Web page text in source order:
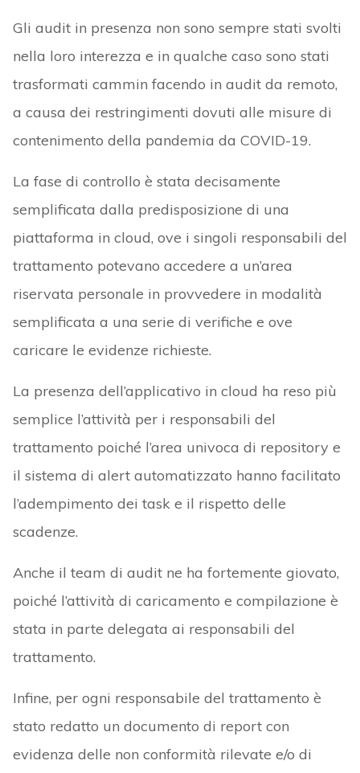
Gli audit in presenza non sono sempre stati svolti
nella loro interezza e in qualche caso sono stati
trasformati cammin facendo in audit da remoto,
a causa dei restringimenti dovuti alle misure di
contenimento della pandemia da COVID-19.
La fase di controllo è stata decisamente
semplificata dalla predisposizione di una
piattaforma in cloud, ove i singoli responsabili del
trattamento potevano accedere a un’area
riservata personale in provvedere in modalità
semplificata a una serie di verifiche e ove
caricare le evidenze richieste.
La presenza dell’applicativo in cloud ha reso più
semplice l’attività per i responsabili del
trattamento poiché l’area univoca di repository e
il sistema di alert automatizzato hanno facilitato
l’adempimento dei task e il rispetto delle
scadenze.
Anche il team di audit ne ha fortemente giovato,
poiché l’attività di caricamento e compilazione è
stata in parte delegata ai responsabili del
trattamento.
Infine, per ogni responsabile del trattamento è
stato redatto un documento di report con
evidenza delle non conformità rilevate e/o di